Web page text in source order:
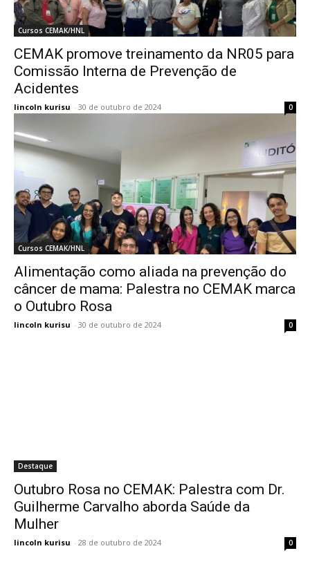
Cursos CEMAK/HNL
CEMAK promove treinamento da NR05 para
Comissão Interna de Prevenção de
Acidentes
lincoln kurisu - 30 de outubro de 2024 0
Cursos CEMAK/HNL
Alimentação como aliada na prevenção do
câncer de mama: Palestra no CEMAK marca
o Outubro Rosa
lincoln kurisu - 30 de outubro de 2024 0
Destaque
Outubro Rosa no CEMAK: Palestra com Dr.
Guilherme Carvalho aborda Saúde da
Mulher
lincoln kurisu - 28 de outubro de 2024 0